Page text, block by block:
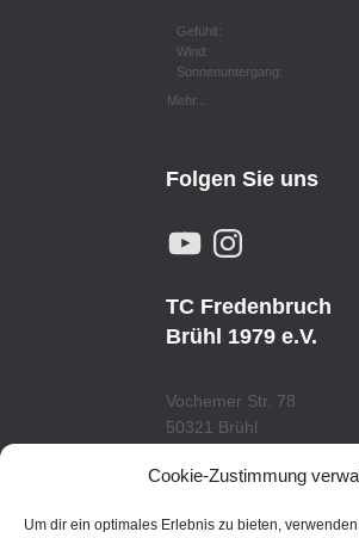
Cookie-Zustimmung
Um dir ein optimales Erlebnis zu bieten,
Gefühlt:
Wind:
Sonnenuntergang:
Mehr...
Folgen Sie uns
Y
O
U
B
E
N
A
G
R
A
TC Fredenbruch
Brühl 1979 e.V.
Vochemer Str. 78
50321 Brühl
www.tcfredenbruch.de